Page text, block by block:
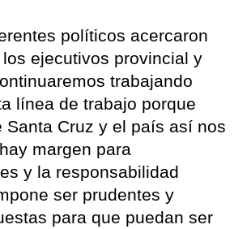
políticos acercaron
ejecutivos provincial y
trabajando
línea de trabajo porque
Santa Cruz y el país así nos
margen para
y la responsabilidad
ser prudentes y
para que puedan ser